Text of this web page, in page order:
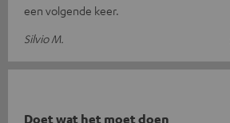
een volgende keer.
Silvio M.
Doet wat het moet doen